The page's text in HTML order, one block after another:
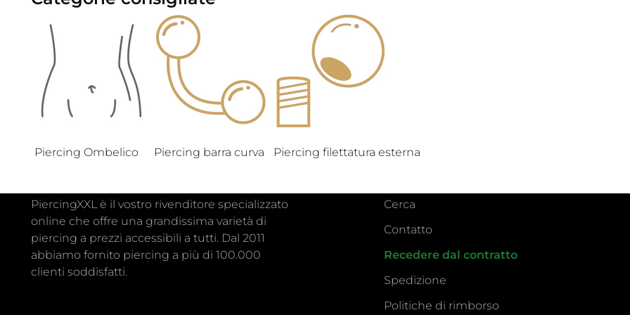
Piercing Ombelico Piercing barra curva Piercing filettatura esterna
PiercingXXL è il vostro rivenditore specializzato
online che offre una grandissima varietà di
piercing a prezzi accessibili a tutti. Dal 2011
abbiamo fornito piercing a più di 100.000
clienti soddisfatti.
Cerca
Contatto
Recedere dal contratto
Spedizione
Politiche di rimborso